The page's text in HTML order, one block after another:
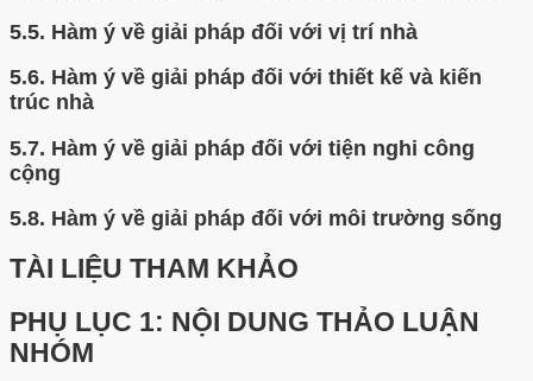
5.5. Hàm ý về giải pháp đối với vị trí nhà
5.6. Hàm ý về giải pháp đối với thiết kế và kiến
trúc nhà
5.7. Hàm ý về giải pháp đối với tiện nghi công
cộng
5.8. Hàm ý về giải pháp đối với môi trường sống
TÀI LIỆU THAM KHẢO
PHỤ LỤC 1: NỘI DUNG THẢO LUẬN
NHÓM